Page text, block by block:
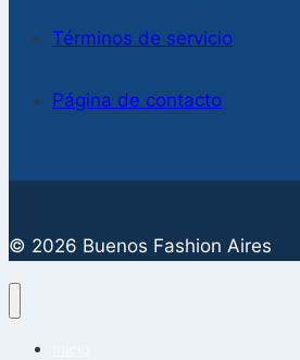
Términos de servicio
Página de contacto
© 2026 Buenos Fashion Aires